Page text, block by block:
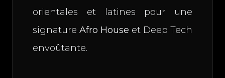
orientales et latines pour une
signature Afro House et Deep Tech
envoûtante.